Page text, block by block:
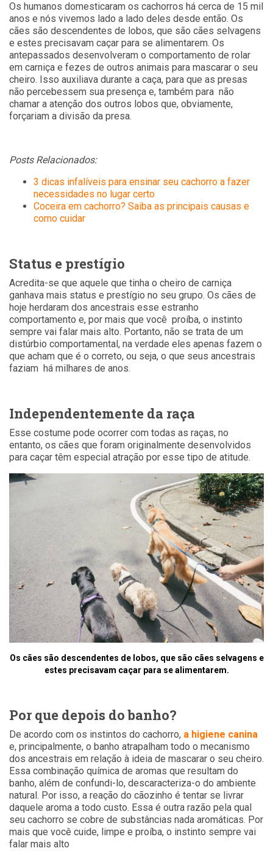
Os humanos domesticaram os cachorros há cerca de 15 mil
anos e nós vivemos lado a lado deles desde então. Os
cães são descendentes de lobos, que são cães selvagens
e estes precisavam caçar para se alimentarem. Os
antepassados desenvolveram o comportamento de rolar
em carniça e fezes de outros animais para mascarar o seu
cheiro. Isso auxiliava durante a caça, para que as presas
não percebessem sua presença e, também para não
chamar a atenção dos outros lobos que, obviamente,
forçariam a divisão da presa.
Posts Relacionados:
3 dicas infalíveis para ensinar seu cachorro a fazer
necessidades no lugar certo
Coceira em cachorro? Saiba as principais causas e
como cuidar
Status e prestígio
Acredita-se que aquele que tinha o cheiro de carniça
ganhava mais status e prestígio no seu grupo. Os cães de
hoje herdaram dos ancestrais esse estranho
comportamento e, por mais que você proíba, o instinto
sempre vai falar mais alto. Portanto, não se trata de um
distúrbio comportamental, na verdade eles apenas fazem o
que acham que é o correto, ou seja, o que seus ancestrais
faziam há milhares de anos.
Independentemente da raça
Esse costume pode ocorrer com todas as raças, no
entanto, os cães que foram originalmente desenvolvidos
para caçar têm especial atração por esse tipo de atitude.
Os cães são descendentes de lobos, que são cães selvagens e
estes precisavam caçar para se alimentarem.
Por que depois do banho?
De acordo com os instintos do cachorro, a higiene canina
e, principalmente, o banho atrapalham todo o mecanismo
dos ancestrais em relação à ideia de mascarar o seu cheiro.
Essa combinação química de aromas que resultam do
banho, além de confundi-lo, descaracteriza-o do ambiente
natural. Por isso, a reação do cãozinho é tentar se livrar
daquele aroma a todo custo. Essa é outra razão pela qual
seu cachorro se cobre de substâncias nada aromáticas. Por
mais que você cuide, limpe e proíba, o instinto sempre vai
falar mais alto